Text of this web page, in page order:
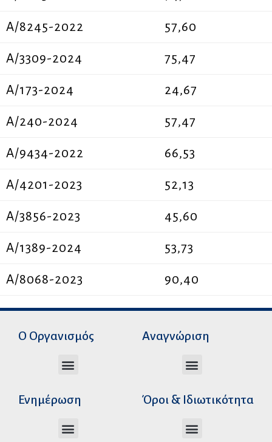
A/8245-2022 57,60
Α/3309-2024 75,47
Α/173-2024 24,67
Α/240-2024 57,47
Α/9434-2022 66,53
A/4201-2023 52,13
A/3856-2023 45,60
Α/1389-2024 53,73
Α/8068-2023 90,40
Ο Οργανισμός Αναγνώριση
Ενημέρωση Όροι & Ιδιωτικότητα